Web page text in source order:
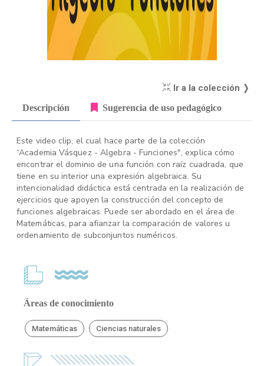
Ir a la colección ❭
Descripción Sugerencia de uso pedagógico
Este video clip, el cual hace parte de la colección
“Academia Vásquez - Algebra - Funciones", explica cómo
encontrar el dominio de una función con raíz cuadrada, que
tiene en su interior una expresión algebraica. Su
intencionalidad didáctica está centrada en la realización de
ejercicios que apoyen la construcción del concepto de
funciones algebraicas. Puede ser abordado en el área de
Matemáticas, para afianzar la comparación de valores u
ordenamiento de subconjuntos numéricos.
Áreas de conocimiento
Matemáticas Ciencias naturales